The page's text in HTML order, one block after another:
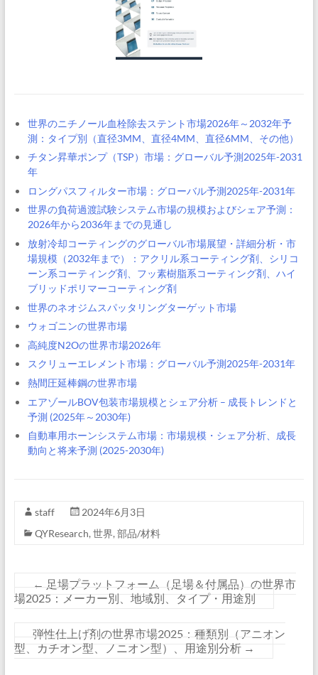
世界のニチノール血栓除去ステント市場2026年～2032年予
測：タイプ別（直径3MM、直径4MM、直径6MM、その他）
チタン昇華ポンプ（TSP）市場：グローバル予測2025年-2031
年
ロングパスフィルター市場：グローバル予測2025年-2031年
世界の負荷過渡試験システム市場の規模およびシェア予測：
2026年から2036年までの見通し
放射冷却コーティングのグローバル市場展望・詳細分析・市
場規模（2032年まで）：アクリル系コーティング剤、シリコ
ーン系コーティング剤、フッ素樹脂系コーティング剤、ハイ
ブリッドポリマーコーティング剤
世界のネオジムスパッタリングターゲット市場
ウォゴニンの世界市場
高純度N2Oの世界市場2026年
スクリューエレメント市場：グローバル予測2025年-2031年
熱間圧延棒鋼の世界市場
エアゾールBOV包装市場規模とシェア分析 – 成長トレンドと
予測 (2025年～2030年)
自動車用ホーンシステム市場：市場規模・シェア分析、成長
動向と将来予測 (2025-2030年)
staff
2024年6月3日
QYResearch, 世界, 部品/材料
← 足場プラットフォーム（足場＆付属品）の世界市
場2025：メーカー別、地域別、タイプ・用途別
弾性仕上げ剤の世界市場2025：種類別（アニオン
型、カチオン型、ノニオン型）、用途別分析 →